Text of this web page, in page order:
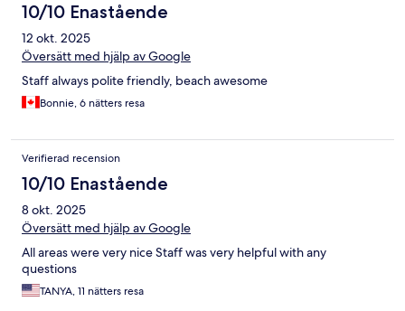
10/10 Enastående
12 okt. 2025
Översätt med hjälp av Google
Staff always polite friendly, beach awesome
Bonnie, 6 nätters resa
Verifierad recension
10/10 Enastående
8 okt. 2025
Översätt med hjälp av Google
All areas were very nice Staff was very helpful with any
questions
TANYA, 11 nätters resa